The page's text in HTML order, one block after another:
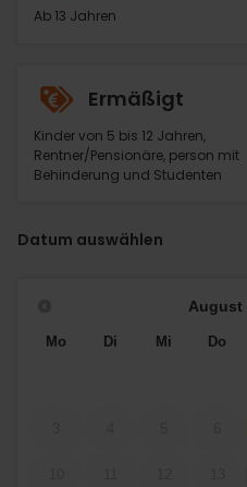
Ab 13 Jahren
Ermäßigt
Kinder von 5 bis 12 Jahren,
Rentner/Pensionäre, person mit
Behinderung und Studenten
Datum auswählen
August
Mo Di Mi Do